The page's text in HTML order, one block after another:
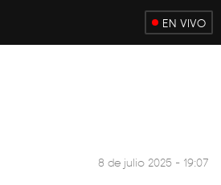
EN VIVO
8 de julio 2025 - 19:07